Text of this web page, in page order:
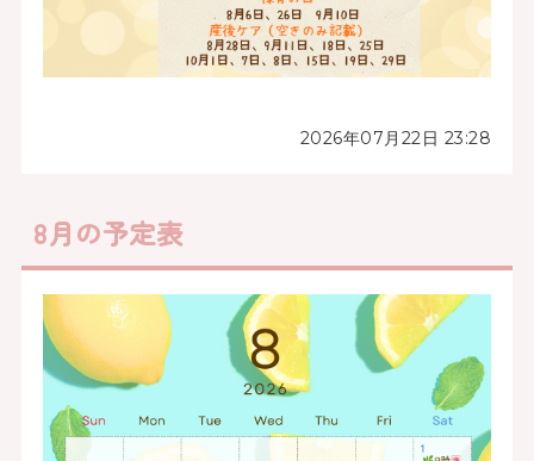
2026年07月22日 23:28
8月の予定表